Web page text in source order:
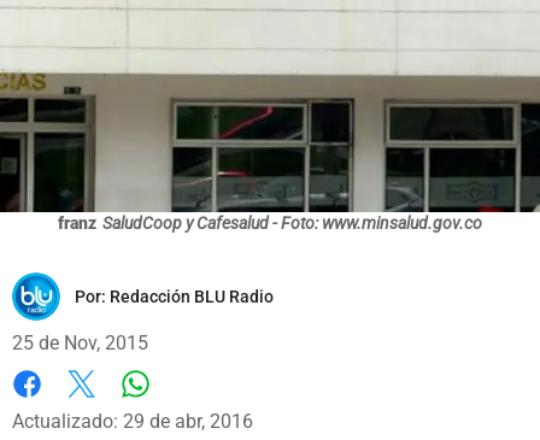
franz SaludCoop y Cafesalud - Foto: www.minsalud.gov.co
Por: Redacción BLU Radio
25 de Nov, 2015
Facebook
X
Actualizado: 29 de abr, 2016